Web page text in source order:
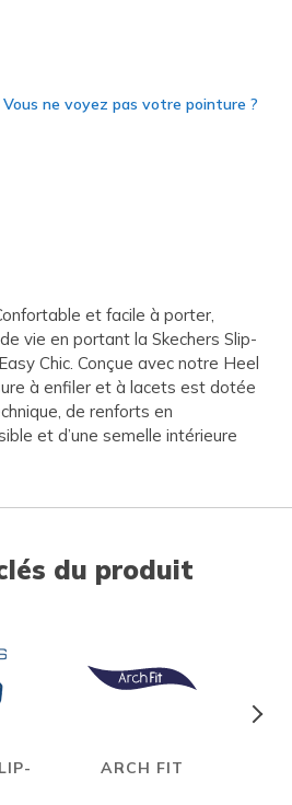
Vous ne voyez pas votre pointure ?
et facile à porter,
vie en portant la Skechers Slip-
Chic. Conçue avec notre Heel
à enfiler et à lacets est dotée
de renforts en
et d’une semelle intérieure
du produit
ARCH FIT